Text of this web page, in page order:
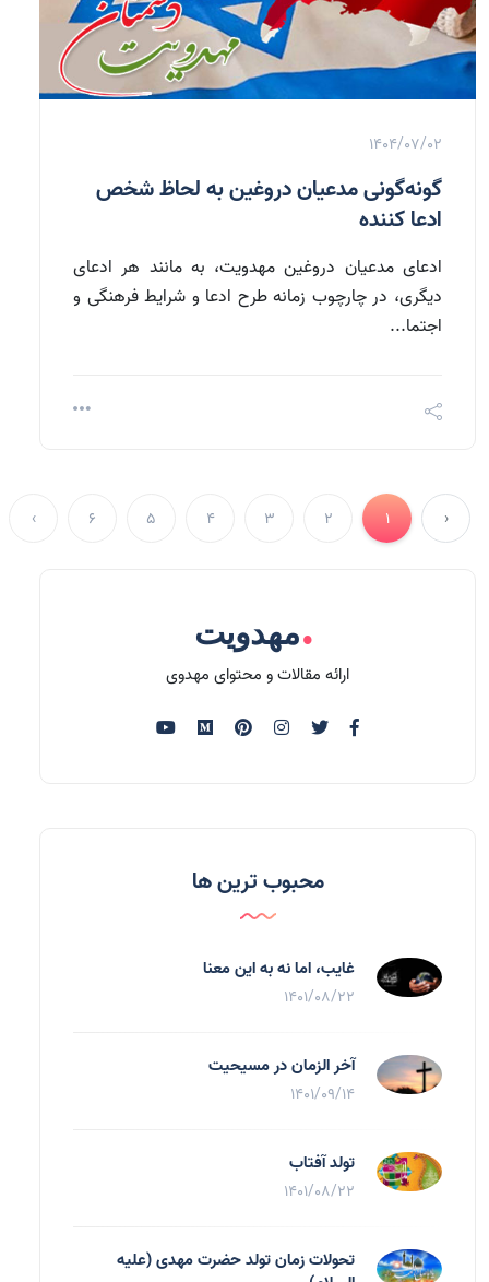
1404/07/02
گونه‌گونی مدعیان دروغین به لحاظ شخص
ادعا کننده
ادعای مدعیان دروغین مهدویت، به مانند هر ادعای
دیگری، در چارچوب زمانه طرح ادعا و شرایط فرهنگی و
اجتما...
‹
1
2
3
4
5
6
›
.مهدویت
ارائه مقالات و محتوای مهدوی
محبوب ترین ها
غایب، اما نه به اين معنا
1401/08/22
آخر الزمان در مسیحیت
1401/09/14
تولد آفتاب
1401/08/22
تحولات زمان تولد حضرت مهدی (علیه